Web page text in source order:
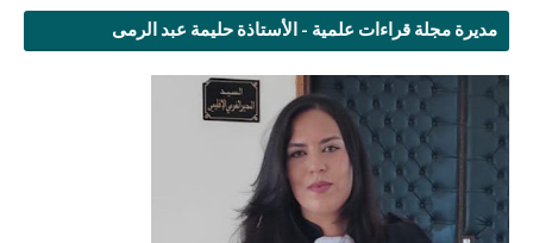
مديرة مجلة قراءات علمية - الأستاذة حليمة عبد الرمى